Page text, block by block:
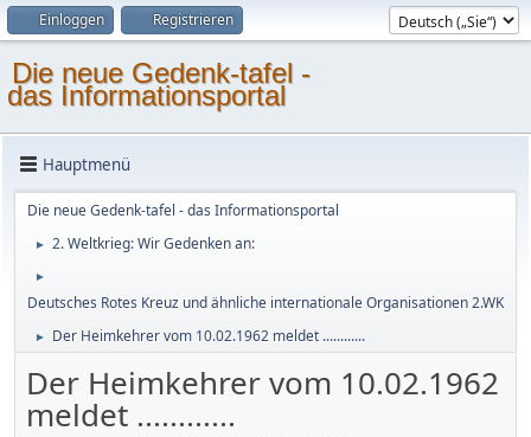
Einloggen Registrieren
Die neue Gedenk-tafel -
das Informationsportal
Hauptmenü
Die neue Gedenk-tafel - das Informationsportal
► 2. Weltkrieg: Wir Gedenken an:
►
Deutsches Rotes Kreuz und ähnliche internationale Organisationen 2.WK
► Der Heimkehrer vom 10.02.1962 meldet ............
Der Heimkehrer vom 10.02.1962
meldet ............